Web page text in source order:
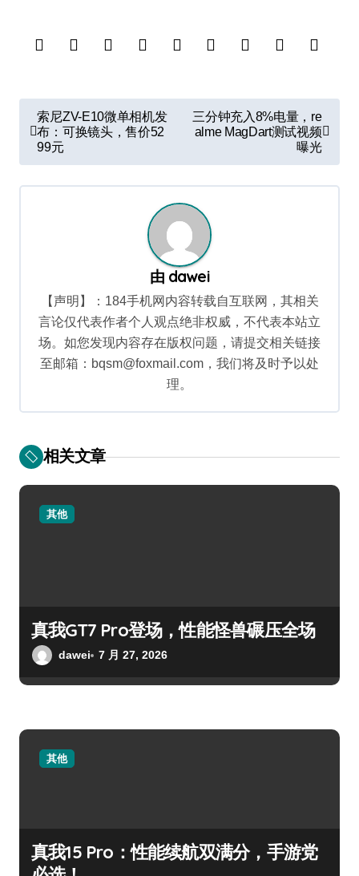
文
章
导
航
索尼ZV-E10微单相机发
布：可换镜头，售价52
99元
三分钟充入8%电量，re
alme MagDart测试视频
曝光
由 dawei
【声明】：184手机网内容转载自互联网，其相关
言论仅代表作者个人观点绝非权威，不代表本站立
场。如您发现内容存在版权问题，请提交相关链接
至邮箱：bqsm@foxmail.com，我们将及时予以处
理。
相关文章
其他
真我GT7 Pro登场，性能怪兽碾压全场
dawei 7 月 27, 2026
其他
真我15 Pro：性能续航双满分，手游党